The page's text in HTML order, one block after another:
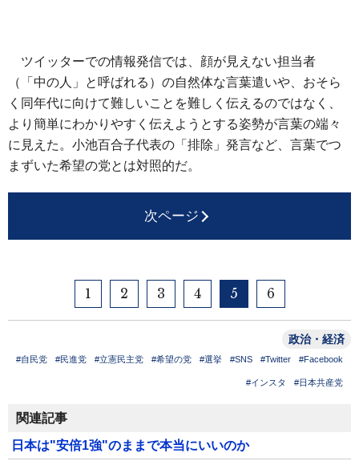
ツイッターでの情報発信では、顔が見えない担当者
（「中の人」と呼ばれる）の自然体な言葉遣いや、おそら
く同年代に向けて難しいことを難しく伝えるのではなく、
より簡単にわかりやすく伝えようとする姿勢が言葉の端々
に見えた。小池百合子代表の「排除」発言など、言葉でつ
まずいた希望の党とは対照的だ。
次ページ
1 2 3 4 5 6
政治・経済
#自民党 #民進党 #立憲民主党 #希望の党 #選挙 #SNS #Twitter #Facebook
#インスタ #日本共産党
関連記事
日本は"安倍1強"のままで本当にいいのか